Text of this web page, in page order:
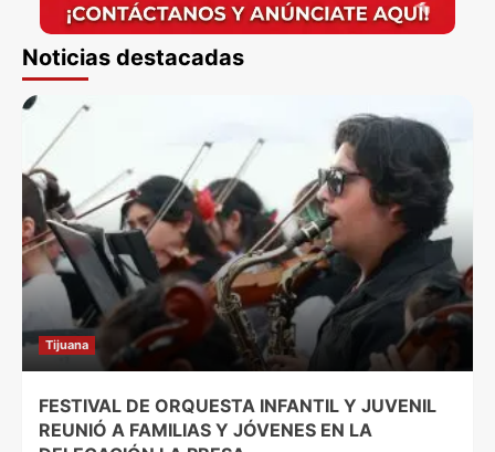
Noticias destacadas
Tijuana
FESTIVAL DE ORQUESTA INFANTIL Y JUVENIL
REUNIÓ A FAMILIAS Y JÓVENES EN LA